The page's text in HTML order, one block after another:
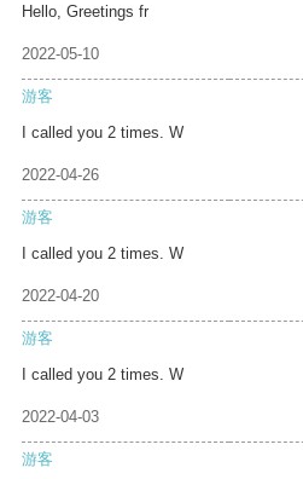
Hello, Greetings fr
2022-05-10
游客
I called you 2 times. W
2022-04-26
游客
I called you 2 times. W
2022-04-20
游客
I called you 2 times. W
2022-04-03
游客